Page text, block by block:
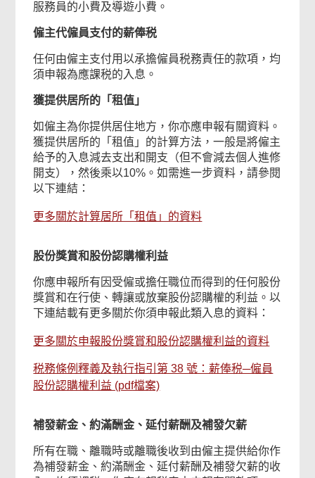
服務員的小費及導遊小費。
僱主代僱員支付的薪俸税
任何由僱主支付用以承擔僱員税務責任的款項，均
須申報為應課税的入息。
獲提供居所的「租值」
如僱主為你提供居住地方，你亦應申報有關資料。
獲提供居所的「租值」的計算方法，一般是將僱主
給予的入息減去支出和開支（但不會減去個人進修
開支），然後乘以10%。如需進一步資料，請參閱
以下連結：
更多關於計算居所「租值」的資料
股份獎賞和股份認購權利益
你應申報所有因受僱或擔任職位而得到的任何股份
獎賞和在行使、轉讓或放棄股份認購權的利益。以
下連結載有更多關於你須申報此類入息的資料：
更多關於申報股份獎賞和股份認購權利益的資料
税務條例釋義及執行指引第 38 號：薪俸税─僱員
股份認購權利益 (pdf檔案)
補發薪金 、約滿酬金、延付薪酬及補發欠薪
所有在職、離職時或離職後收到由僱主提供給你作
為補發薪金、約滿酬金、延付薪酬及補發欠薪的收